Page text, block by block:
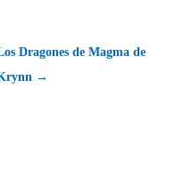
Dragones de Magma de
→